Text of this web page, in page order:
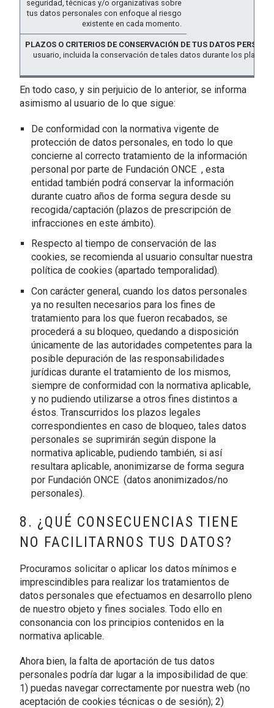
seguridad, técnicas y/o organizativas sobre
tus datos personales con enfoque al riesgo
existente en cada momento.
usuario, incluida la conservación de tales datos durante los plazos
En todo caso, y sin perjuicio de lo anterior, se informa
asimismo al usuario de lo que sigue:
De conformidad con la normativa vigente de
protección de datos personales, en todo lo que
concierne al correcto tratamiento de la información
personal por parte de Fundación ONCE , esta
entidad también podrá conservar la información
durante cuatro años de forma segura desde su
recogida/captación (plazos de prescripción de
infracciones en este ámbito).
Respecto al tiempo de conservación de las
cookies, se recomienda al usuario consultar nuestra
política de cookies (apartado temporalidad).
Con carácter general, cuando los datos personales
ya no resulten necesarios para los fines de
tratamiento para los que fueron recabados, se
procederá a su bloqueo, quedando a disposición
únicamente de las autoridades competentes para la
posible depuración de las responsabilidades
jurídicas durante el tratamiento de los mismos,
siempre de conformidad con la normativa aplicable,
y no pudiendo utilizarse a otros fines distintos a
éstos. Transcurridos los plazos legales
correspondientes en caso de bloqueo, tales datos
personales se suprimirán según dispone la
normativa aplicable, pudiendo también, si así
resultara aplicable, anonimizarse de forma segura
por Fundación ONCE (datos anonimizados/no
personales).
8. ¿QUÉ CONSECUENCIAS TIENE
NO FACILITARNOS TUS DATOS?
Procuramos solicitar o aplicar los datos mínimos e
imprescindibles para realizar los tratamientos de
datos personales que efectuamos en desarrollo pleno
de nuestro objeto y fines sociales. Todo ello en
consonancia con los principios contenidos en la
normativa aplicable.
Ahora bien, la falta de aportación de tus datos
personales podría dar lugar a la imposibilidad de que:
1) puedas navegar correctamente por nuestra web (no
aceptación de cookies técnicas o de sesión); 2)